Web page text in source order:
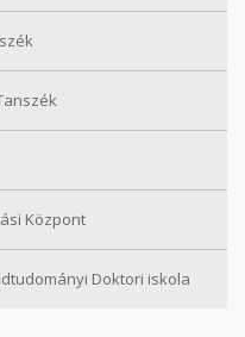
Központ
Doktori iskola